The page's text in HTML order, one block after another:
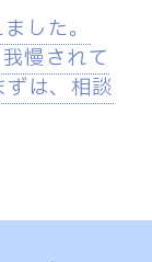
した。
慢されて
は、相談